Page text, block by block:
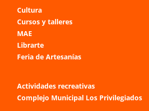
Cultura
Cursos y talleres
MAE
Librarte
Feria de Artesanías
Actividades recreativas
Complejo Municipal Los Privilegiados